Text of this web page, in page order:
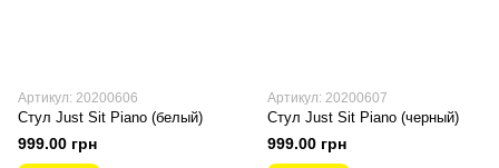
Артикул: 20200606
Стул Just Sit Piano (белый)
999.00 грн
Артикул: 20200607
Стул Just Sit Piano (черный)
999.00 грн